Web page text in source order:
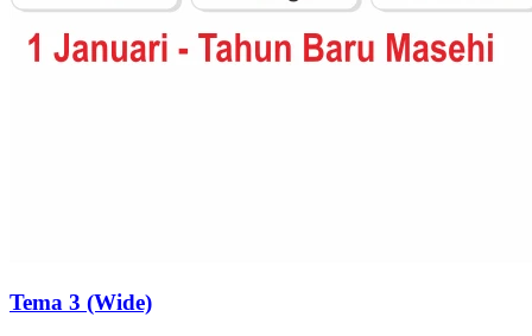
Tema 3 (Wide)